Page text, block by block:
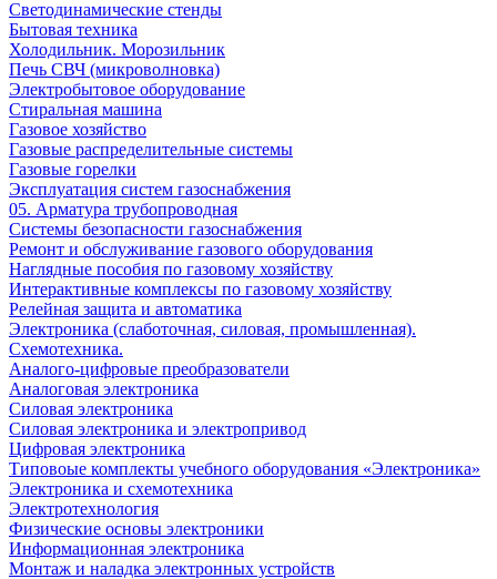
Светодинамические стенды
Бытовая техника
Холодильник. Морозильник
Печь СВЧ (микроволновка)
Электробытовое оборудование
Стиральная машина
Газовое хозяйство
Газовые распределительные системы
Газовые горелки
Эксплуатация систем газоснабжения
05. Арматура трубопроводная
Системы безопасности газоснабжения
Ремонт и обслуживание газового оборудования
Наглядные пособия по газовому хозяйству
Интерактивные комплексы по газовому хозяйству
Релейная защита и автоматика
Электроника (слаботочная, силовая, промышленная).
Схемотехника.
Аналого-цифровые преобразователи
Аналоговая электроника
Cиловая электроника
Cиловая электроника и электропривод
Цифровая электроника
Типовоые комплекты учебного оборудования «Электроника»
Электроника и схемотехника
Электротехнология
Физические основы электроники
Информационная электроника
Монтаж и наладка электронных устройств